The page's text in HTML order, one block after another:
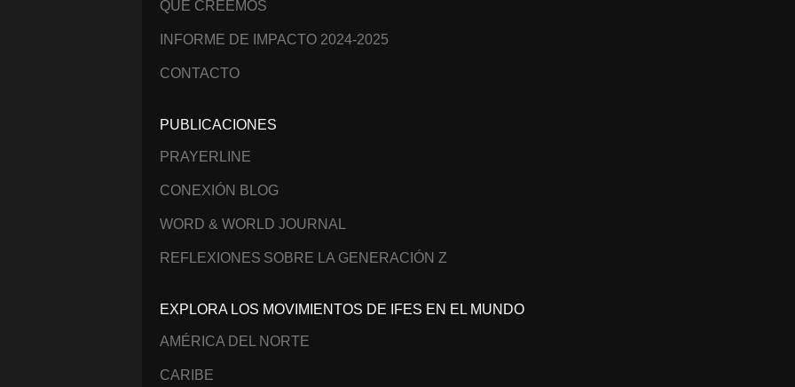
QUÉ CREEMOS
INFORME DE IMPACTO 2024-2025
CONTACTO
PUBLICACIONES
PRAYERLINE
CONEXIÓN BLOG
WORD & WORLD JOURNAL
REFLEXIONES SOBRE LA GENERACIÓN Z
EXPLORA LOS MOVIMIENTOS DE IFES EN EL MUNDO
AMÉRICA DEL NORTE
CARIBE